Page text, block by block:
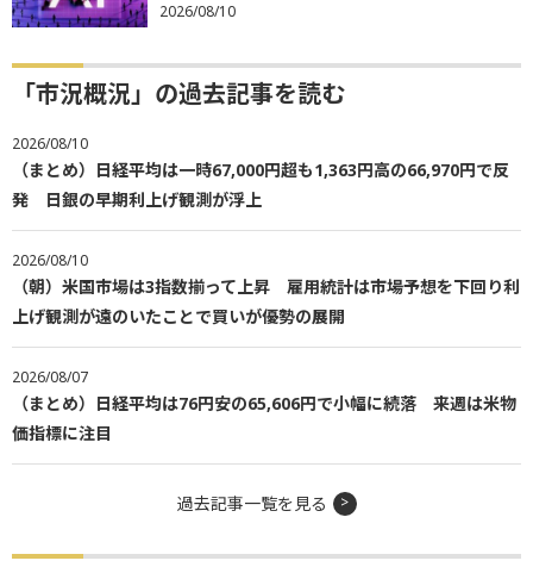
2026/08/10
「市況概況」の過去記事を読む
2026/08/10
（まとめ）日経平均は一時67,000円超も1,363円高の66,970円で反
発 日銀の早期利上げ観測が浮上
2026/08/10
（朝）米国市場は3指数揃って上昇 雇用統計は市場予想を下回り利
上げ観測が遠のいたことで買いが優勢の展開
2026/08/07
（まとめ）日経平均は76円安の65,606円で小幅に続落 来週は米物
価指標に注目
過去記事一覧を見る